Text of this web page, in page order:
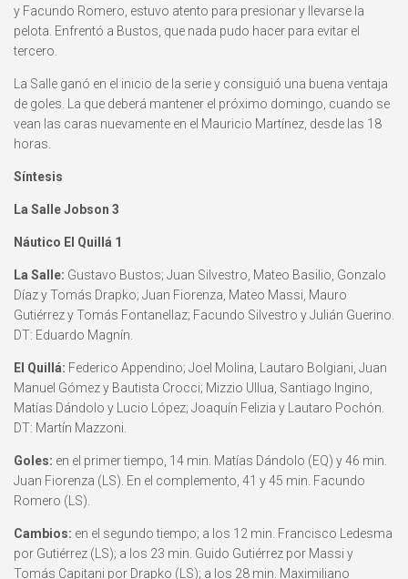
y Facundo Romero, estuvo atento para presionar y llevarse la
pelota. Enfrentó a Bustos, que nada pudo hacer para evitar el
tercero.
La Salle ganó en el inicio de la serie y consiguió una buena ventaja
de goles. La que deberá mantener el próximo domingo, cuando se
vean las caras nuevamente en el Mauricio Martínez, desde las 18
horas.
Síntesis
La Salle Jobson 3
Náutico El Quillá 1
La Salle: Gustavo Bustos; Juan Silvestro, Mateo Basilio, Gonzalo
Díaz y Tomás Drapko; Juan Fiorenza, Mateo Massi, Mauro
Gutiérrez y Tomás Fontanellaz; Facundo Silvestro y Julián Guerino.
DT: Eduardo Magnín.
El Quillá: Federico Appendino; Joel Molina, Lautaro Bolgiani, Juan
Manuel Gómez y Bautista Crocci; Mizzio Ullua, Santiago Ingino,
Matías Dándolo y Lucio López; Joaquín Felizia y Lautaro Pochón.
DT: Martín Mazzoni.
Goles: en el primer tiempo, 14 min. Matías Dándolo (EQ) y 46 min.
Juan Fiorenza (LS). En el complemento, 41 y 45 min. Facundo
Romero (LS).
Cambios: en el segundo tiempo; a los 12 min. Francisco Ledesma
por Gutiérrez (LS); a los 23 min. Guido Gutiérrez por Massi y
Tomás Capitani por Drapko (LS); a los 28 min. Maximiliano